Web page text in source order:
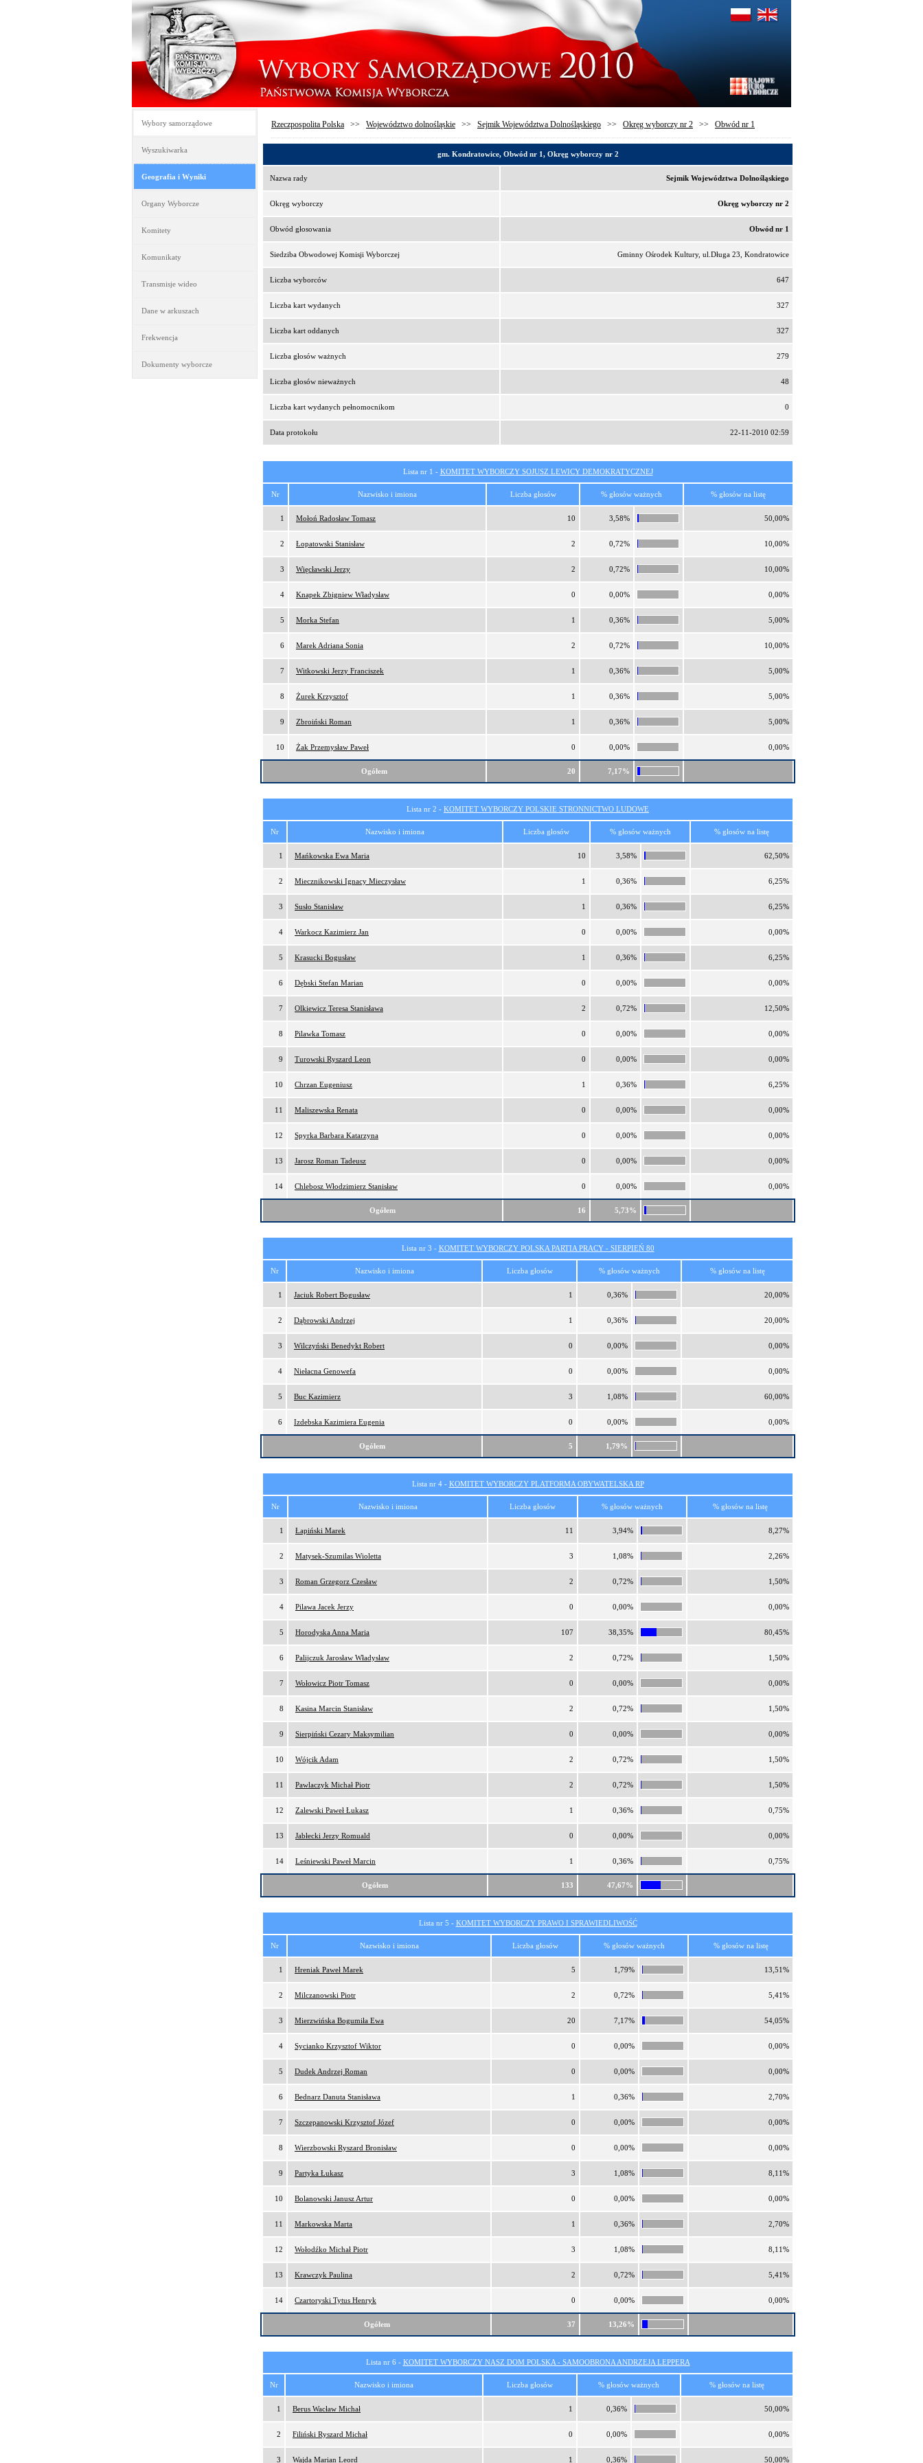
Wybory samorządowe
Wyszukiwarka
Geografia i Wyniki
Organy Wyborcze
Komitety
Komunikaty
Transmisje wideo
Dane w arkuszach
Frekwencja
Dokumenty wyborcze
Rzeczpospolita Polska >> Województwo dolnośląskie >> Sejmik Województwa Dolnośląskiego >> Okręg wyborczy nr 2 >> Obwód nr 1
gm. Kondratowice, Obwód nr 1, Okręg wyborczy nr 2
Nazwa rady Sejmik Województwa Dolnośląskiego
Okręg wyborczy Okręg wyborczy nr 2
Obwód głosowania Obwód nr 1
Siedziba Obwodowej Komisji Wyborczej Gminny Ośrodek Kultury, ul.Długa 23, Kondratowice
Liczba wyborców 647
Liczba kart wydanych 327
Liczba kart oddanych 327
Liczba głosów ważnych 279
Liczba głosów nieważnych 48
Liczba kart wydanych pełnomocnikom 0
Data protokołu 22-11-2010 02:59
Lista nr 1 - KOMITET WYBORCZY SOJUSZ LEWICY DEMOKRATYCZNEJ
Nr Nazwisko i imiona Liczba głosów % głosów ważnych % głosów na listę
1 Mołoń Radosław Tomasz 10 3,58% 50,00%
2 Łopatowski Stanisław 2 0,72% 10,00%
3 Więcławski Jerzy 2 0,72% 10,00%
4 Knapek Zbigniew Władysław 0 0,00% 0,00%
5 Morka Stefan 1 0,36% 5,00%
6 Marek Adriana Sonia 2 0,72% 10,00%
7 Witkowski Jerzy Franciszek 1 0,36% 5,00%
8 Żurek Krzysztof 1 0,36% 5,00%
9 Zbroiński Roman 1 0,36% 5,00%
10 Żak Przemysław Paweł 0 0,00% 0,00%
Ogółem 20 7,17%
Lista nr 2 - KOMITET WYBORCZY POLSKIE STRONNICTWO LUDOWE
Nr Nazwisko i imiona Liczba głosów % głosów ważnych % głosów na listę
1 Mańkowska Ewa Maria 10 3,58% 62,50%
2 Miecznikowski Ignacy Mieczysław 1 0,36% 6,25%
3 Susło Stanisław 1 0,36% 6,25%
4 Warkocz Kazimierz Jan 0 0,00% 0,00%
5 Krasucki Bogusław 1 0,36% 6,25%
6 Dębski Stefan Marian 0 0,00% 0,00%
7 Olkiewicz Teresa Stanisława 2 0,72% 12,50%
8 Pilawka Tomasz 0 0,00% 0,00%
9 Turowski Ryszard Leon 0 0,00% 0,00%
10 Chrzan Eugeniusz 1 0,36% 6,25%
11 Maliszewska Renata 0 0,00% 0,00%
12 Spyrka Barbara Katarzyna 0 0,00% 0,00%
13 Jarosz Roman Tadeusz 0 0,00% 0,00%
14 Chlebosz Włodzimierz Stanisław 0 0,00% 0,00%
Ogółem 16 5,73%
Lista nr 3 - KOMITET WYBORCZY POLSKA PARTIA PRACY - SIERPIEŃ 80
Nr Nazwisko i imiona Liczba głosów % głosów ważnych % głosów na listę
1 Jaciuk Robert Bogusław 1 0,36% 20,00%
2 Dąbrowski Andrzej 1 0,36% 20,00%
3 Wilczyński Benedykt Robert 0 0,00% 0,00%
4 Niełacna Genowefa 0 0,00% 0,00%
5 Buc Kazimierz 3 1,08% 60,00%
6 Izdebska Kazimiera Eugenia 0 0,00% 0,00%
Ogółem 5 1,79%
Lista nr 4 - KOMITET WYBORCZY PLATFORMA OBYWATELSKA RP
Nr Nazwisko i imiona Liczba głosów % głosów ważnych % głosów na listę
1 Łapiński Marek 11 3,94% 8,27%
2 Matysek-Szumilas Wioletta 3 1,08% 2,26%
3 Roman Grzegorz Czesław 2 0,72% 1,50%
4 Pilawa Jacek Jerzy 0 0,00% 0,00%
5 Horodyska Anna Maria 107 38,35% 80,45%
6 Palijczuk Jarosław Władysław 2 0,72% 1,50%
7 Wołowicz Piotr Tomasz 0 0,00% 0,00%
8 Kasina Marcin Stanisław 2 0,72% 1,50%
9 Sierpiński Cezary Maksymilian 0 0,00% 0,00%
10 Wójcik Adam 2 0,72% 1,50%
11 Pawlaczyk Michał Piotr 2 0,72% 1,50%
12 Zalewski Paweł Łukasz 1 0,36% 0,75%
13 Jabłecki Jerzy Romuald 0 0,00% 0,00%
14 Leśniewski Paweł Marcin 1 0,36% 0,75%
Ogółem 133 47,67%
Lista nr 5 - KOMITET WYBORCZY PRAWO I SPRAWIEDLIWOŚĆ
Nr Nazwisko i imiona Liczba głosów % głosów ważnych % głosów na listę
1 Hreniak Paweł Marek 5 1,79% 13,51%
2 Milczanowski Piotr 2 0,72% 5,41%
3 Mierzwińska Bogumiła Ewa 20 7,17% 54,05%
4 Sycianko Krzysztof Wiktor 0 0,00% 0,00%
5 Dudek Andrzej Roman 0 0,00% 0,00%
6 Bednarz Danuta Stanisława 1 0,36% 2,70%
7 Szczepanowski Krzysztof Józef 0 0,00% 0,00%
8 Wierzbowski Ryszard Bronisław 0 0,00% 0,00%
9 Partyka Łukasz 3 1,08% 8,11%
10 Bolanowski Janusz Artur 0 0,00% 0,00%
11 Markowska Marta 1 0,36% 2,70%
12 Wołodźko Michał Piotr 3 1,08% 8,11%
13 Krawczyk Paulina 2 0,72% 5,41%
14 Czartoryski Tytus Henryk 0 0,00% 0,00%
Ogółem 37 13,26%
Lista nr 6 - KOMITET WYBORCZY NASZ DOM POLSKA - SAMOOBRONA ANDRZEJA LEPPERA
Nr Nazwisko i imiona Liczba głosów % głosów ważnych % głosów na listę
1 Berus Wacław Michał 1 0,36% 50,00%
2 Filiński Ryszard Michał 0 0,00% 0,00%
3 Wajda Marian Leord 1 0,36% 50,00%